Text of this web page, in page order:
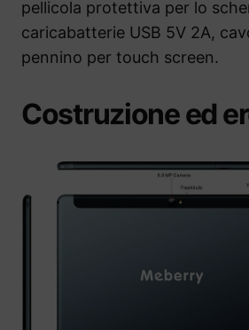
pellicola protettiva per lo
caricabatterie USB 5V 2A,
pennino per touch screen.
Costruzione ed